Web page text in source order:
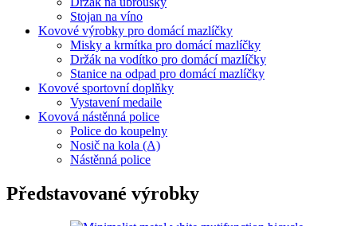
Stojan na víno
Kovové výrobky pro domácí mazlíčky
Misky a krmítka pro domácí mazlíčky
Držák na vodítko pro domácí mazlíčky
Stanice na odpad pro domácí mazlíčky
Kovové sportovní doplňky
Vystavení medaile
Kovová nástěnná police
Police do koupelny
Nosič na kola (A)
Nástěnná police
Představované výrobky